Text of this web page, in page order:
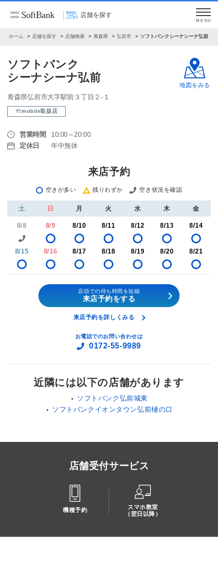
店舗を探す
MENU
ホーム 店舗を探す 店舗検索 青森県 弘前市 ソフトバンクシーナシーナ弘前
ソフトバンク
シーナシーナ弘前
青森県弘前市大字駅前３丁目２‐１
Y!mobile取扱店
営業時間
10:00～20:00
定休日
年中無休
地図をみる
来店予約
空きが多い 残りわずか 空き状況を確認
土 日 月 火 水 木 金
8/8 8/9 8/10 8/11 8/12 8/13 8/14
8/15 8/16 8/17 8/18 8/19 8/20 8/21
店頭での待ち時間を短縮
来店予約をする
来店予約を詳しくみる
お電話でのお問い合わせは
0172-55-9989
近隣には以下の店舗があります
ソフトバンク弘前城東
ソフトバンクイオンタウン弘前樋の口
店舗受付サービス
機種予約
スマホ教室
（翌日以降）